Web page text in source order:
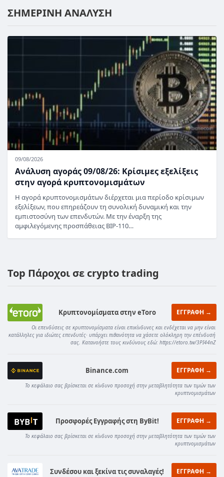
ΣΗΜΕΡΙΝΗ ΑΝΑΛΥΣΗ
09/08/2026
Ανάλυση αγοράς 09/08/26: Κρίσιμες εξελίξεις
στην αγορά κρυπτονομισμάτων
Η αγορά κρυπτονομισμάτων διέρχεται μια περίοδο κρίσιμων
εξελίξεων, που επηρεάζουν τη συνολική δυναμική και την
εμπιστοσύνη των επενδυτών. Με την έναρξη της
αμφιλεγόμενης προσπάθειας BIP-110…
Top Πάροχοι σε crypto trading
Κρυπτονομίσματα στην eToro ΕΓΓΡΑΦΗ →
Οι επενδύσεις σε κρυπτονομίσματα είναι επικίνδυνες και ενδέχεται να μην είναι
κατάλληλες για ιδιώτες επενδυτές· υπάρχει πιθανότητα να χάσετε ολόκληρη την επένδυσή
σας. Κατανοήστε τους κινδύνους εδώ: https://etoro.tw/3PI44nZ
Binance.com ΕΓΓΡΑΦΗ →
Το κεφάλαιο σας βρίσκεται σε κίνδυνο προσοχή στην μεταβλητότητα των τιμών των
κρυπτνομισμάτων
Προσφορές Εγγραφής στη ByBit! ΕΓΓΡΑΦΗ →
Το κεφάλαιο σας βρίσκεται σε κίνδυνο προσοχή στην μεταβλητότητα των τιμών των
κρυπτνομισμάτων
Συνδέσου και ξεκίνα τις συναλαγές! ΕΓΓΡΑΦΗ →